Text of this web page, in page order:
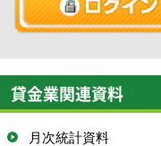
貸金業関連資料
月次統計資料